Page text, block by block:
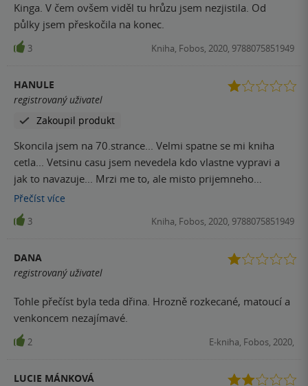
Kinga. V čem ovšem viděl tu hrůzu jsem nezjistila. Od
půlky jsem přeskočila na konec.
3 Kniha, Fobos, 2020, 9788075851949
HANULE
registrovaný uživatel
Zakoupil produkt
Skoncila jsem na 70.strance... Velmi spatne se mi kniha
cetla... Vetsinu casu jsem nevedela kdo vlastne vypravi a
jak to navazuje... Mrzi me to, ale misto prijemneho
odreagovani me kniha zklamala...
Přečíst více
3 Kniha, Fobos, 2020, 9788075851949
DANA
registrovaný uživatel
Tohle přečíst byla teda dřina. Hrozně rozkecané, matoucí a
venkoncem nezajímavé.
2 E-kniha, Fobos, 2020,
LUCIE MÁNKOVÁ